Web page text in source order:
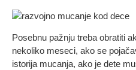
Posebnu pažnju treba obratiti
nekoliko meseci, ako se
istorija mucanja, ako je dete